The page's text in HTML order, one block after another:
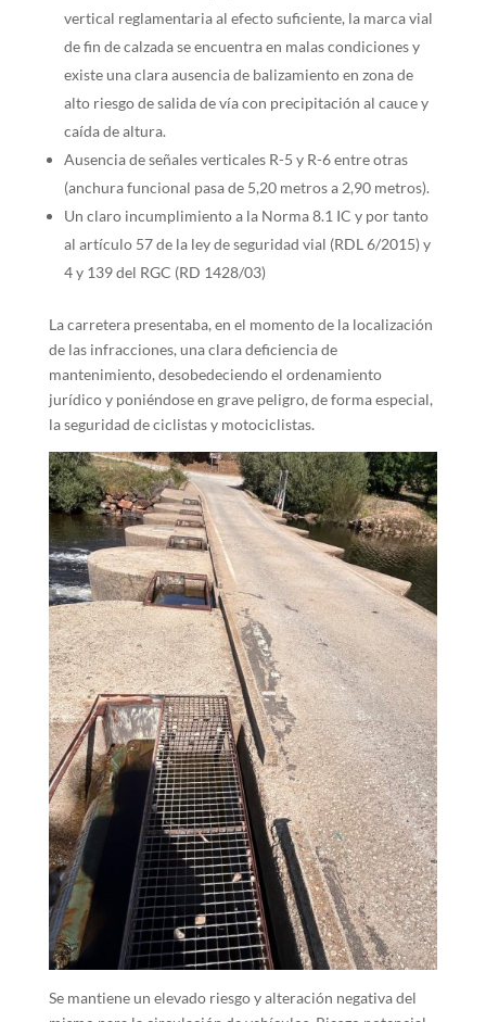
vertical reglamentaria al efecto suficiente, la marca vial
de fin de calzada se encuentra en malas condiciones y
existe una clara ausencia de balizamiento en zona de
alto riesgo de salida de vía con precipitación al cauce y
caída de altura.
Ausencia de señales verticales R-5 y R-6 entre otras
(anchura funcional pasa de 5,20 metros a 2,90 metros).
Un claro incumplimiento a la Norma 8.1 IC y por tanto
al artículo 57 de la ley de seguridad vial (RDL 6/2015) y
4 y 139 del RGC (RD 1428/03)
La carretera presentaba, en el momento de la localización
de las infracciones, una clara deficiencia de
mantenimiento, desobedeciendo el ordenamiento
jurídico y poniéndose en grave peligro, de forma especial,
la seguridad de ciclistas y motociclistas.
Se mantiene un elevado riesgo y alteración negativa del